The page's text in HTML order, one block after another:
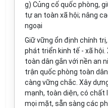
g) Củng cố quốc phòng,
tự an toàn xã hội; nâng
ngoại
Giữ vững ổn định chính
phát triển kinh tế - xã hội.
toàn dân gắn với nền an
trận quốc phòng toàn
càng vững chắc. Xây
mạnh, toàn diện, có chất
mọi mặt, sẵn sàng các